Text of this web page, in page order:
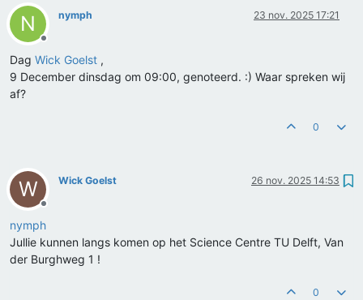
N
Offline
nymph 23 nov. 2025 17:21
Dag Wick Goelst ,
9 December dinsdag om 09:00, genoteerd. :) Waar spreken wij
af?
0
W
Offline
Wick Goelst 26 nov. 2025 14:53
nymph
Jullie kunnen langs komen op het Science Centre TU Delft, Van
der Burghweg 1 !
0